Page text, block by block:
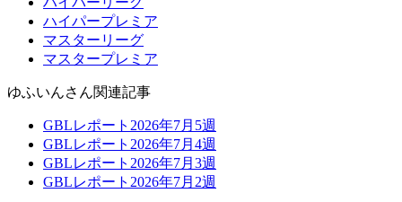
ハイパープレミア
マスターリーグ
マスタープレミア
ゆふいんさん関連記事
GBLレポート2026年7月5週
GBLレポート2026年7月4週
GBLレポート2026年7月3週
GBLレポート2026年7月2週